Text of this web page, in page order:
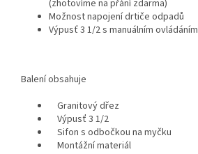
(zhotovíme na přání zdarma)
Možnost napojení drtiče odpadů
Výpusť 3 1/2 s manuálním ovládáním
Balení obsahuje
Granitový dřez
Výpusť 3 1/2
Sifon s odbočkou na myčku
Montážní materiál